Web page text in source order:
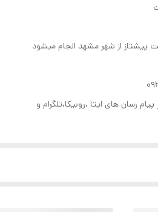
پیشتاز از شهر مشهد انجام میشود
۲۴ساعته در پیام رسان های ایتا ،روبیکا،تلگرام و